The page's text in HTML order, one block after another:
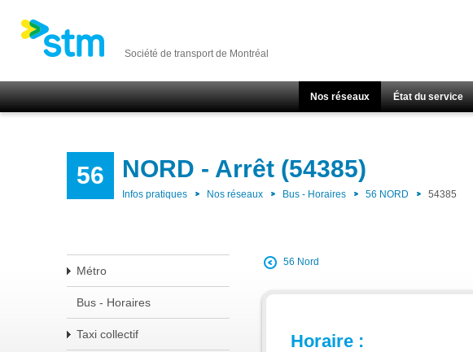
Société de transport de Montréal
Nos réseaux État du service
56 NORD - Arrêt (54385)
Infos pratiques Nos réseaux Bus - Horaires 56 NORD 54385
Métro
Bus - Horaires
Taxi collectif
56 Nord
Horaire :